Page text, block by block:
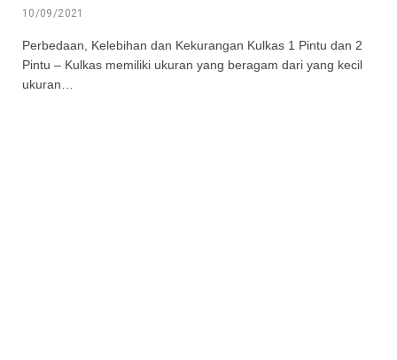
10/09/2021
Perbedaan, Kelebihan dan Kekurangan Kulkas 1 Pintu dan 2
Pintu – Kulkas memiliki ukuran yang beragam dari yang kecil
ukuran…